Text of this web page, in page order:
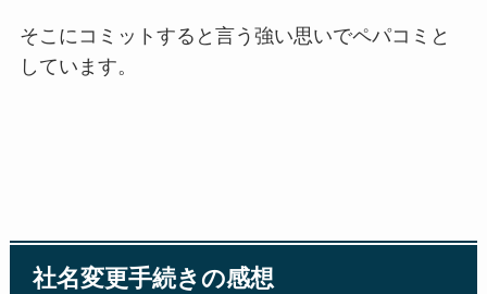
そこにコミットすると言う強い思いでペパコミと
しています。
社名変更手続きの感想